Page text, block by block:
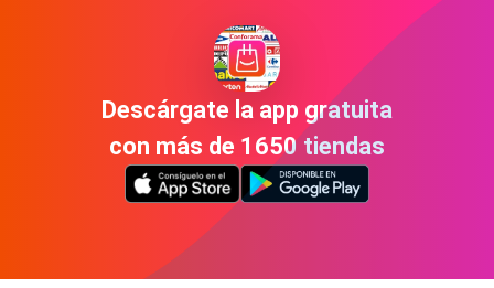
Descárgate la app gratuita
con más de 1650 tiendas